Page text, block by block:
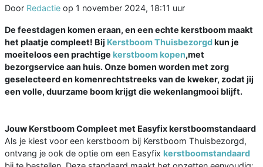
Door Redactie op 1 november 2024, 18:11 uur
De feestdagen komen eraan, en een echte kerstboom maakt
het plaatje compleet! Bij Kerstboom Thuisbezorgdkun je
moeiteloos een prachtige kerstboom kopen,met
bezorgservice aan huis. Onze bomen worden met zorg
geselecteerd en komenrechtstreeks van de kweker, zodat jij
een volle, duurzame boom krijgt die wekenlangmooi blijft.
Jouw Kerstboom Compleet met Easyfix kerstboomstandaard
Als je kiest voor een kerstboom bij Kerstboom Thuisbezorgd,
ontvang je ook de optie om een Easyfix kerstboomstandaard